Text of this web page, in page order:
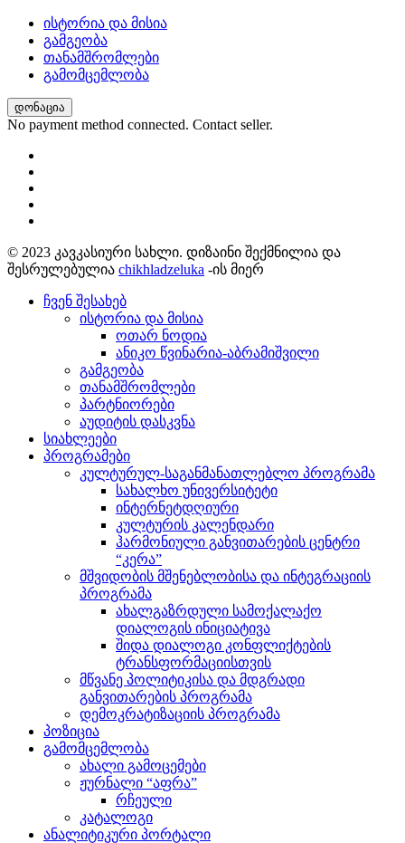
ისტორია და მისია
გამგეობა
თანამშრომლები
გამომცემლობა
დონაცია
No payment method connected. Contact seller.
© 2023 კავკასიური სახლი. დიზაინი შექმნილია და
შესრულებულია chikhladzeluka -ის მიერ
ჩვენ შესახებ
ისტორია და მისია
ოთარ ნოდია
ანიკო წვინარია-აბრამიშვილი
გამგეობა
თანამშრომლები
პარტნიორები
აუდიტის დასკვნა
სიახლეები
პროგრამები
კულტურულ-საგანმანათლებლო პროგრამა
სახალხო უნივერსიტეტი
ინტერნეტდღიური
კულტურის კალენდარი
ჰარმონიული განვითარების ცენტრი
“კერა”
მშვიდობის მშენებლობისა და ინტეგრაციის
პროგრამა
ახალგაზრდული სამოქალაქო
დიალოგის ინიციატივა
შიდა დიალოგი კონფლიქტების
ტრანსფორმაციისთვის
მწვანე პოლიტიკისა და მდგრადი
განვითარების პროგრამა
დემოკრატიზაციის პროგრამა
პოზიცია
გამომცემლობა
ახალი გამოცემები
ჟურნალი “აფრა”
რჩეული
კატალოგი
ანალიტიკური პორტალი